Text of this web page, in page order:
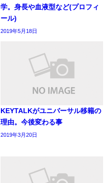
学。身長や血液型など(プロフィ
ール)
2019年5月18日
KEYTALKがユニバーサル移籍の
理由。今後変わる事
2019年3月20日